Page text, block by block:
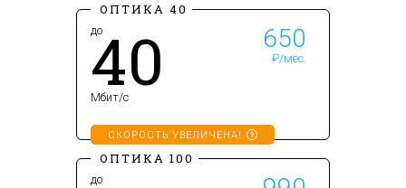
ОПТИКА 40
до
40
Мбит/с
СКОРОСТЬ УВЕЛИЧЕНА!
650
₽/мес.
ОПТИКА 100
до